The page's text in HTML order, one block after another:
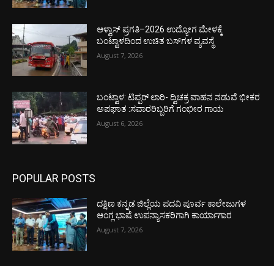
ಆಳ್ವಾಸ್ ಪ್ರಗತಿ–2026 ಉದ್ಯೋಗ ಮೇಳಕ್ಕೆ
ಬಂಟ್ವಾಳದಿಂದ ಉಚಿತ ಬಸ್‌ಗಳ ವ್ಯವಸ್ಥೆ
August 7, 2026
ಬಂಟ್ವಾಳ: ಟಿಪ್ಪರ್ ಲಾರಿ- ದ್ವಿಚಕ್ರ ವಾಹನ ನಡುವೆ ಭೀಕರ
ಅಪಘಾತ :ಸವಾರರಿಬ್ಬರಿಗೆ ಗಂಭೀರ ಗಾಯ
August 6, 2026
POPULAR POSTS
ದಕ್ಷಿಣ ಕನ್ನಡ ಜಿಲ್ಲೆಯ ಪದವಿ ಪೂರ್ವ ಕಾಲೇಜುಗಳ
ಆಂಗ್ಲ ಭಾಷೆ ಉಪನ್ಯಾಸಕರಿಗಾಗಿ ಕಾರ್ಯಾಗಾರ
August 7, 2026